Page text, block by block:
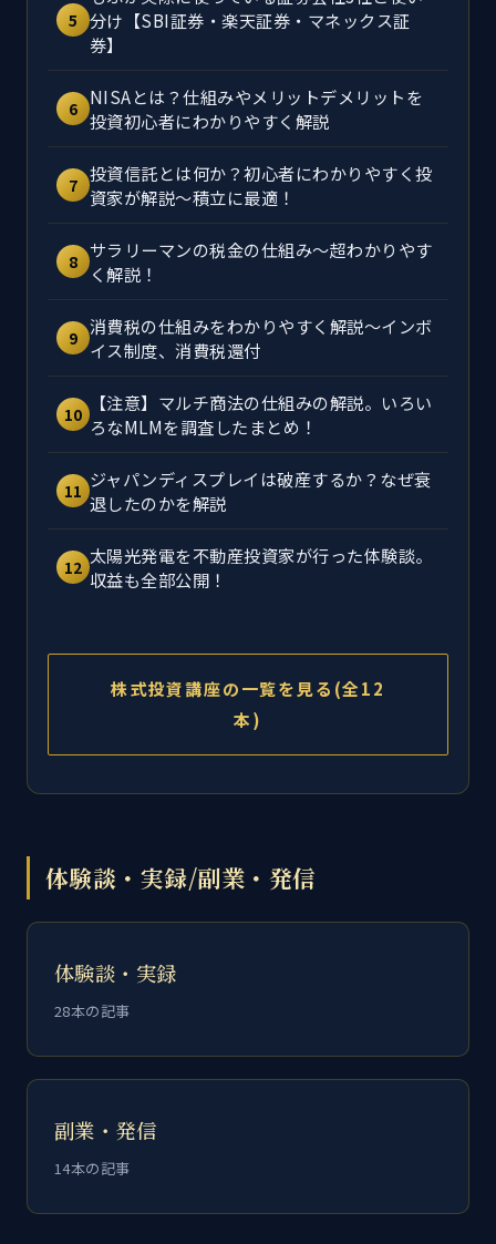
5 分け【SBI証券・楽天証券・マネックス証
券】
6 NISAとは？仕組みやメリットデメリットを
投資初心者にわかりやすく解説
7 投資信託とは何か？初心者にわかりやすく投
資家が解説～積立に最適！
8 サラリーマンの税金の仕組み～超わかりやす
く解説！
9 消費税の仕組みをわかりやすく解説～インボ
イス制度、消費税還付
10
【注意】マルチ商法の仕組みの解説。いろい
ろなMLMを調査したまとめ！
11 ジャパンディスプレイは破産するか？なぜ衰
退したのかを解説
12 太陽光発電を不動産投資家が行った体験談。
収益も全部公開！
株式投資講座の一覧を見る(全12
本)
体験談・実録/副業・発信
体験談・実録
28本の記事
副業・発信
14本の記事